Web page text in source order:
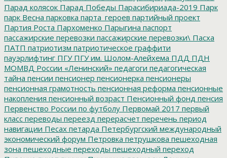
Парад колясок Парад Победы Парасибириада-2019 Парк
парк Весна парковка парта_героев партийный проект
Партия Роста Пархоменко Парыгина паспорт
пассажирские перевозки пассажирские перевозки\ Пасха
ПАТП патриотизм патриотическое граффити
пауэрлифтинг ПГУПГУ им. Шолом-Алейхема ПДД ПДН
МОМВД России «Ленинский» педагоги педагогическая
тайна пенсии пенсионер пенсионерка пенсионеры
пенсионная грамотность пенсионная реформа пенсионные
накопления пенсионный возраст Пенсионный фонд пенсия
Первенство России по футболу Первомай 2017 первый
класс переводы переезд перерасчет перечень период
навигации Песах петарда Петербургский международный
экономический форум Петровка петрушкова пешеходная
зона пешеходные переходы пешеходный переход